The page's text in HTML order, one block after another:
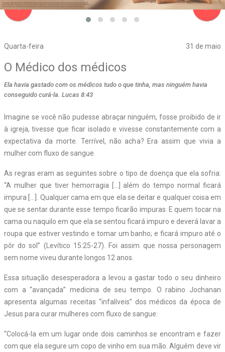
Quarta-feira 31 de maio
navigate_before
O Médico dos médicos
Ela havia gastado com os médicos tudo o que tinha, mas ninguém havia
conseguido curá-la. Lucas 8:43
Imagine se você não pudesse abraçar ninguém, fosse proibido de ir
à igreja, tivesse que ficar isolado e vivesse constantemente com a
expectativa da morte. Terrível, não acha? Era assim que vivia a
mulher com fluxo de sangue.
As regras eram as seguintes sobre o tipo de doença que ela sofria:
“A mulher que tiver hemorragia […] além do tempo normal ficará
impura […]. Qualquer cama em que ela se deitar e qualquer coisa em
que se sentar durante esse tempo ficarão impuras. E quem tocar na
cama ou naquilo em que ela se sentou ficará impuro e deverá lavar a
roupa que estiver vestindo e tomar um banho; e ficará impuro até o
pôr do sol” (Levítico 15:25-27). Foi assim que nossa personagem
sem nome viveu durante longos 12 anos.
Essa situação desesperadora a levou a gastar todo o seu dinheiro
com a “avançada” medicina de seu tempo. O rabino Jochanan
apresenta algumas receitas “infalíveis” dos médicos da época de
Jesus para curar mulheres com fluxo de sangue:
“Colocá-la em um lugar onde dois caminhos se encontram e fazer
com que ela segure um copo de vinho em sua mão. Alguém deve vir
navigate_next